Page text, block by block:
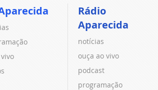
Rádio
Aparecida
notícias
ouça ao vivo
podcast
programação